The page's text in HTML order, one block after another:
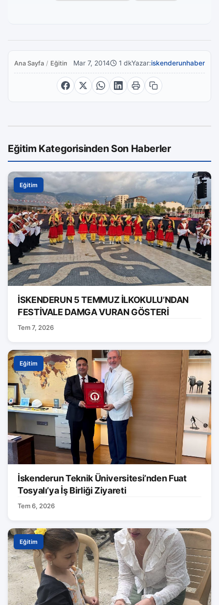
Ana Sayfa / Eğitim Mar 7, 2014 1 dkYazar:iskenderunhaber
Eğitim Kategorisinden Son Haberler
Eğitim
İSKENDERUN 5 TEMMUZ İLKOKULU’NDAN
FESTİVALE DAMGA VURAN GÖSTERİ
Tem 7, 2026
Eğitim
İskenderun Teknik Üniversitesi’nden Fuat
Tosyalı’ya İş Birliği Ziyareti
Tem 6, 2026
Eğitim